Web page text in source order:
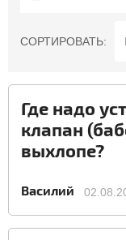
СОРТИРОВАТЬ:
Где надо
клапан
выхлопе?
Василий